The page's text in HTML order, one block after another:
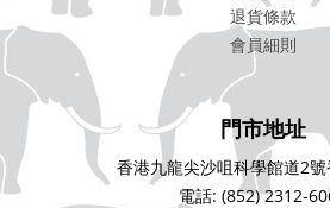
退貨條款
會員細則
門市地址
香港九龍尖沙咀科學館道2
電話: (852) 2312-